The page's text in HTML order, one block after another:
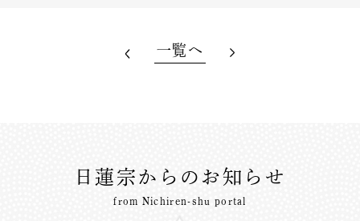
一覧へ
日蓮宗からのお知らせ
from Nichiren-shu portal